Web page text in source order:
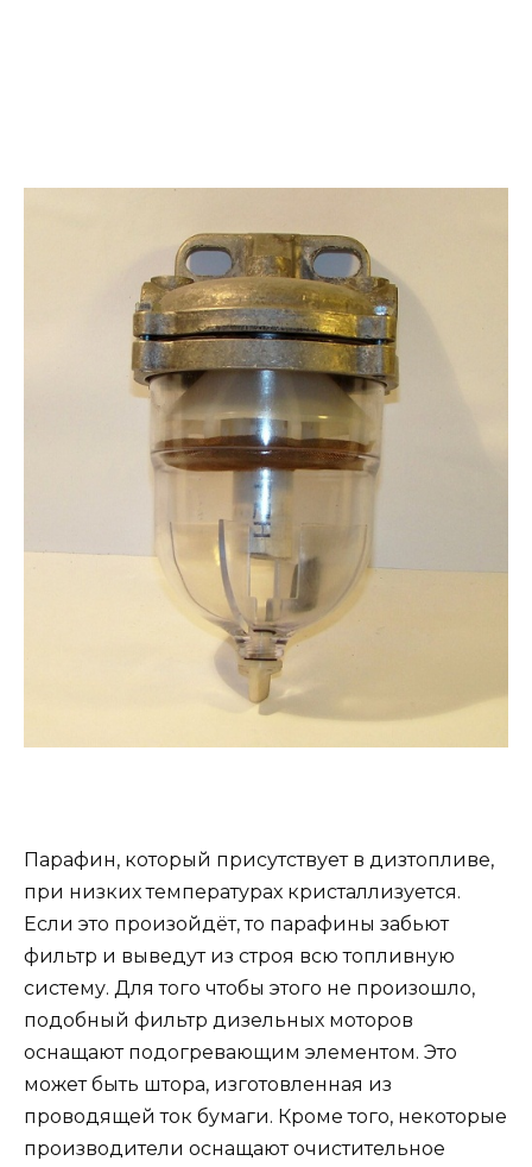
Парафин, который присутствует в дизтопливе,
при низких температурах кристаллизуется.
Если это произойдёт, то парафины забьют
фильтр и выведут из строя всю топливную
систему. Для того чтобы этого не произошло,
подобный фильтр дизельных моторов
оснащают подогревающим элементом. Это
может быть штора, изготовленная из
проводящей ток бумаги. Кроме того, некоторые
производители оснащают очистительное